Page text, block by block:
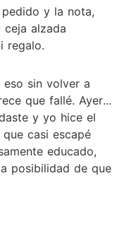
y la nota,
alzada
regalo.
sin volver a
que fallé. Ayer...
y yo hice el
casi escapé
educado,
posibilidad de que